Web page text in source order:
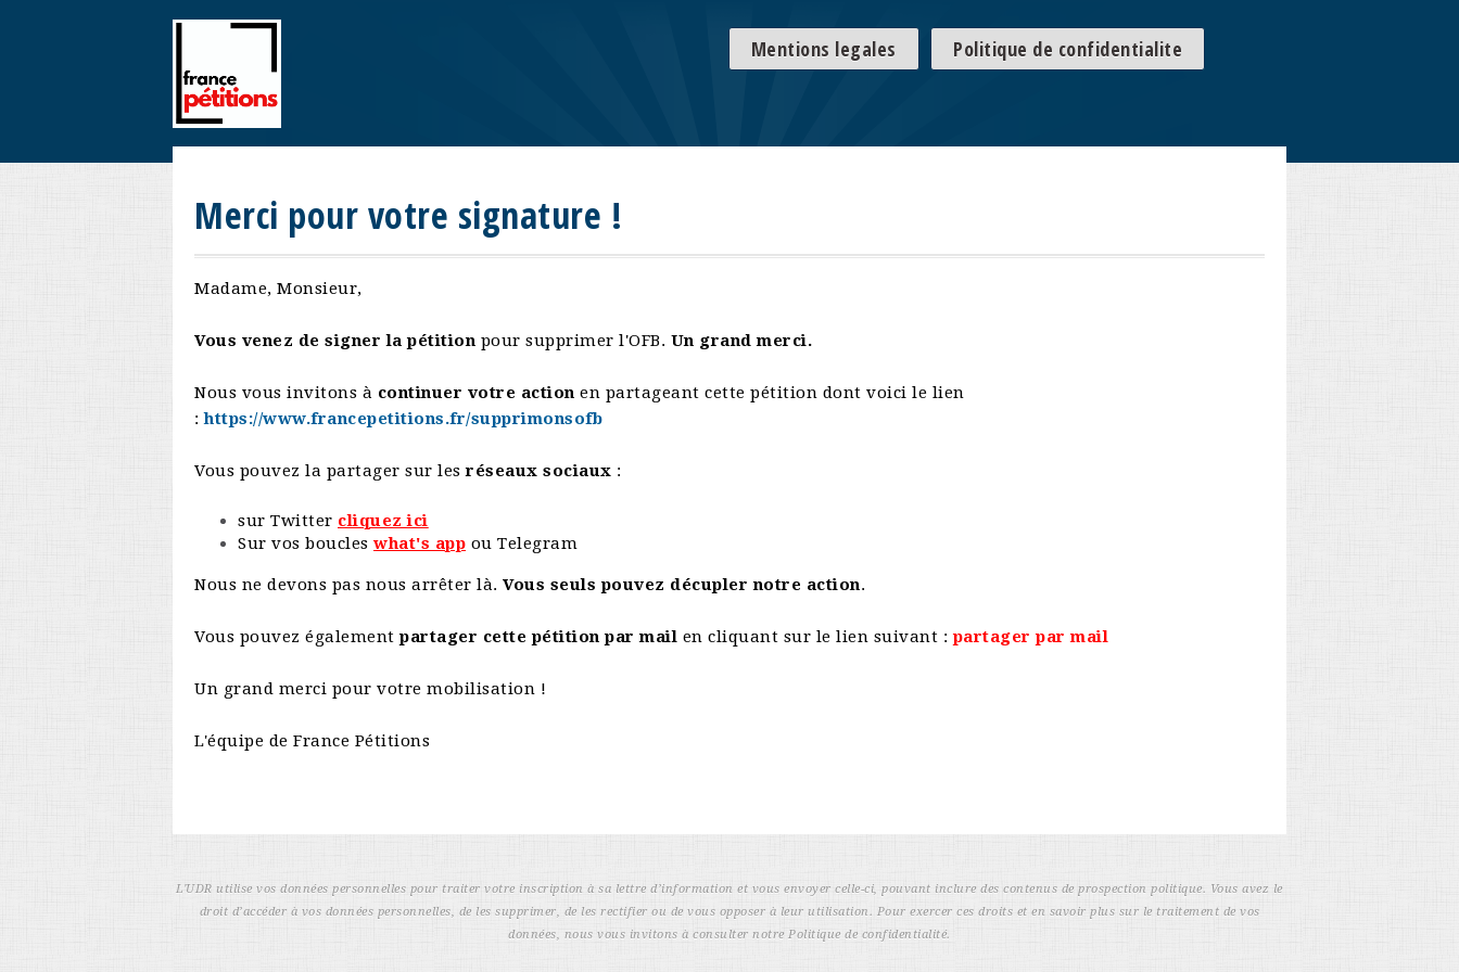
Mentions legales Politique de confidentialite
Merci pour votre signature !
Madame, Monsieur,
Vous venez de signer la pétition pour supprimer l'OFB. Un grand merci.
Nous vous invitons à continuer votre action en partageant cette pétition dont voici le lien
:https://www.francepetitions.fr/supprimonsofb
Vous pouvez la partager sur lesréseaux sociaux :
sur Twitter cliquez ici
Sur vos boucles what's app ou Telegram
Nous ne devons pas nous arrêter là. Vous seuls pouvez décupler notre action.
Vous pouvez égalementpartager cette pétition par mail en cliquant sur le lien suivant :partager par mail
Un grand merci pour votre mobilisation !
L'équipe de France Pétitions
L'UDR utilise vos données personnelles pour traiter votre inscription à sa lettre d’information et vous envoyer celle-ci, pouvant inclure des contenus de prospection politique. Vous avez le
droit d’accéder à vos données personnelles, de les supprimer, de les rectifier ou de vous opposer à leur utilisation. Pour exercer ces droits et en savoir plus sur le traitement de vos
données, nous vous invitons à consulter notre Politique de confidentialité.